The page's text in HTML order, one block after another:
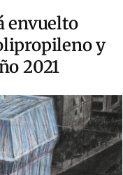
envuelto
y
2021